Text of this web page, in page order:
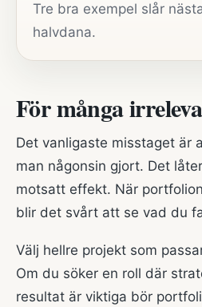
Tre bra exempel slår
halvdana.
För många
Det vanligaste misstaget är
man någonsin gjort. Det
motsatt effekt. När
blir det svårt att se vad du
Välj hellre projekt som
Om du söker en roll där
resultat är viktiga bör